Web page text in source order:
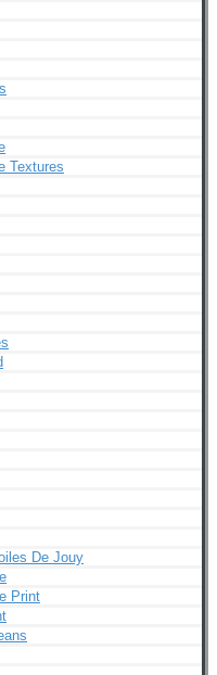
Textures
De Jouy
Print